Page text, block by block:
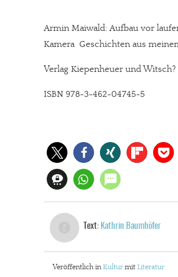
In eigener Sache
Dir gefällt unsere
meinesuedstadt.de finanziert sich durch
Armin Maiwald: Aufbau vor
Kamera  Geschichten aus
Verlag Kiepenheuer und Witsch?
ISBN 978-3-462-04745-5
Text: Kathrin Baumhöfer
Veröffentlich in Kultur mit Literatur